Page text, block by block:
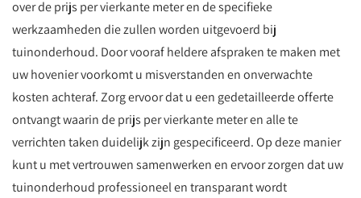
over de prijs per vierkante meter en de specifieke
werkzaamheden die zullen worden uitgevoerd bij
tuinonderhoud. Door vooraf heldere afspraken te maken met
uw hovenier voorkomt u misverstanden en onverwachte
kosten achteraf. Zorg ervoor dat u een gedetailleerde offerte
ontvangt waarin de prijs per vierkante meter en alle te
verrichten taken duidelijk zijn gespecificeerd. Op deze manier
kunt u met vertrouwen samenwerken en ervoor zorgen dat uw
tuinonderhoud professioneel en transparant wordt